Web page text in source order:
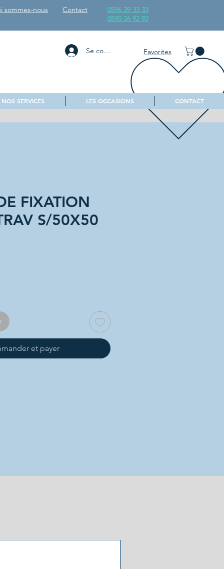
sommes-nous Contact
0596 39 33 33
0590 26 92 92
Se connecter Favorites
NOS SERVICES LES OCCASIONS CONTACT
FIXATION
S/50X50
et payer